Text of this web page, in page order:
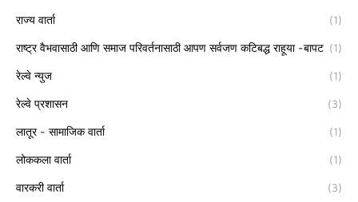
राज्य वार्ता (1)
राष्ट्र वैभवासाठी आणि समाज परिवर्तनासाठी आपण सर्वजण कटिबद्ध राहूया -बापट (1)
रेल्वे न्युज (1)
रेल्वे प्रशासन (3)
लातूर - सामाजिक वार्ता (1)
लोककला वार्ता (1)
वारकरी वार्ता (3)